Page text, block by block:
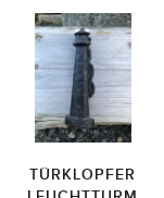
TÜRKLOPFER